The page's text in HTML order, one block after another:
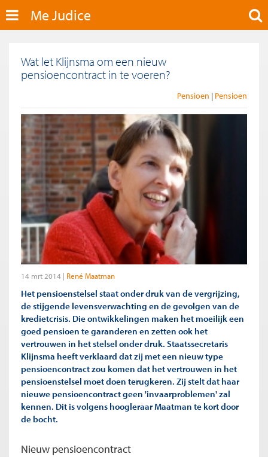
Me Judice
Wat let Klijnsma om een nieuw
pensioencontract in te voeren?
Pensioen Pensioen
14 mrt 2014 René Maatman
Het pensioenstelsel staat onder druk van de vergrijzing,
de stijgende levensverwachting en de gevolgen van de
kredietcrisis. Die ontwikkelingen maken het moeilijk een
goed pensioen te garanderen en zetten ook het
vertrouwen in het stelsel onder druk. Staatssecretaris
Klijnsma heeft verklaard dat zij met een nieuw type
pensioencontract zou komen dat het vertrouwen in het
pensioenstelsel moet doen terugkeren. Zij stelt dat haar
nieuwe pensioencontract geen 'invaarproblemen' zal
kennen. Dit is volgens hoogleraar Maatman te kort door
de bocht.
Nieuw pensioencontract